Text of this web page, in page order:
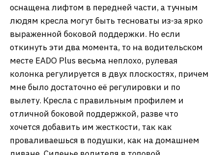
оснащена лифтом в передней части, а тучным
людям кресла могут быть тесноваты из-за ярко
выраженной боковой поддержки. Но если
откинуть эти два момента, то на водительском
месте EADO Plus весьма неплохо, рулевая
колонка регулируется в двух плоскостях, причем
мне было достаточно её регулировки и по
вылету. Кресла с правильным профилем и
отличной боковой поддержкой, разве что
хочется добавить им жесткости, так как
проваливаешься в подушки, как на домашнем